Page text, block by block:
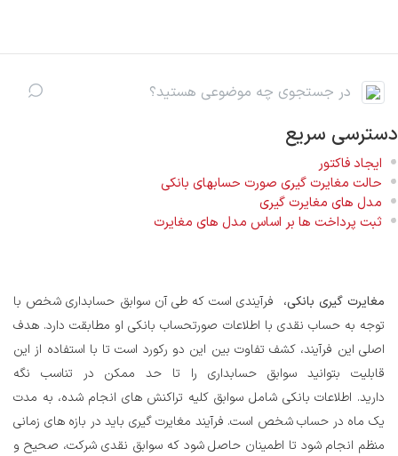
دسترسی سریع
ایجاد فاکتور
حالت مغایرت گیری صورت حسابهای بانکی
مدل های مغایرت گیری
ثبت پرداخت ها بر اساس مدل های مغایرت
مغایرت گیری بانکی،
فرآیندی است که طی آن سوابق حسابداری شخص با
توجه به حساب نقدی با اطلاعات صورتحساب بانکی او مطابقت دارد. هدف
اصلی این فرآیند، کشف تفاوت بین این دو رکورد است تا با استفاده از این
قابلیت بتوانید سوابق حسابداری را تا حد ممکن در تناسب نگه
دارید. اطلاعات بانکی شامل سوابق کلیه تراکنش های انجام شده، به مدت
یک ماه در حساب شخص است. فرآیند مغایرت گیری باید در بازه های زمانی
منظم انجام شود تا اطمینان حاصل شود که سوابق نقدی شرکت، صحیح و